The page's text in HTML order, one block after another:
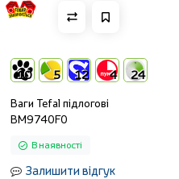
10 5 12 4 24
Ваги Tefal підлогові
BM9740F0
В наявності
Залишити відгук